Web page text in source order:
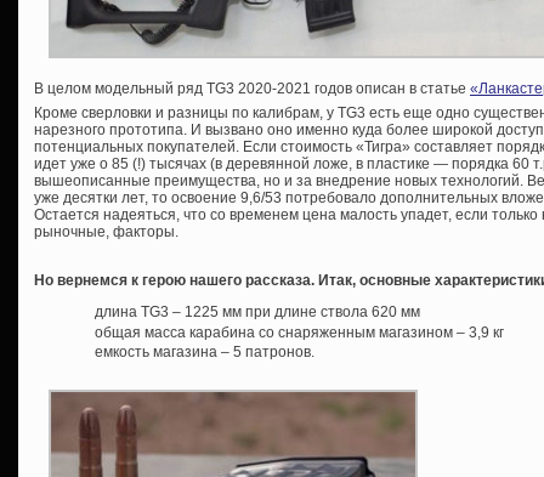
В целом модельный ряд TG3 2020-2021 годов описан в статье
Кроме сверловки и разницы по калибрам, у TG3 есть еще одно
нарезного прототипа. И вызвано оно именно куда более широкой
потенциальных покупателей. Если стоимость «Тигра» составляет
идет уже о 85 (!) тысячах (в деревянной ложе, в пластике — порядка 60
вышеописанные преимущества, но и за внедрение новых технологий.
уже десятки лет, то освоение 9,6/53 потребовало дополнительных
Остается надеяться, что со временем цена малость упадет, если
рыночные, факторы.
Но вернемся к герою нашего рассказа. Итак, основные
длина TG3 – 1225 мм при длине ствола 620 мм
общая масса карабина со снаряженным магазином – 3,9 кг
емкость магазина – 5 патронов.